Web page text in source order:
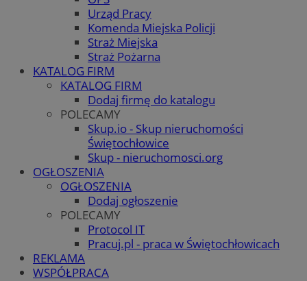
Urząd Pracy
Komenda Miejska Policji
Straż Miejska
Straż Pożarna
KATALOG FIRM
KATALOG FIRM
Dodaj firmę do katalogu
POLECAMY
Skup.io - Skup nieruchomości
Świętochłowice
Skup - nieruchomosci.org
OGŁOSZENIA
OGŁOSZENIA
Dodaj ogłoszenie
POLECAMY
Protocol IT
Pracuj.pl - praca w Świętochłowicach
REKLAMA
WSPÓŁPRACA